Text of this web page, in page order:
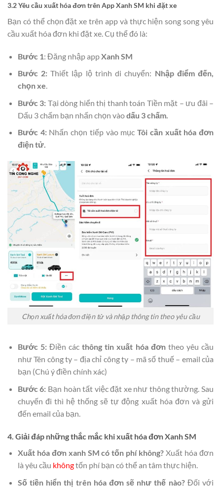
3.2 Yêu cầu xuất hóa đơn trên App Xanh SM khi đặt xe
Bạn có thể chọn đặt xe trên app và thực hiện song song yêu
cầu xuất hóa đơn khi đặt xe. Cụ thể đó là:
Bước 1: Đăng nhập appXanh SM
Bước 2: Thiết lập lộ trình di chuyển: Nhập điểm đến,
chọn xe.
Bước 3: Tại dòng hiển thị thanh toán Tiền mặt – ưu đãi –
Dấu 3 chấm bạn nhấn chọn vàodấu 3 chấm.
Bước 4:Nhấn chọn tiếp vào mụcTôi cần xuất hóa đơn
điện tử.
Chọn xuất hóa đơn điện tử và nhập thông tin theo yêu cầu
Bước 5:Điền cácthông tin xuất hóa đơntheo yêu cầu
như Tên công ty – địa chỉ công ty – mã số thuế – email của
bạn (Chú ý điền chính xác)
Bước 6: Bạn hoàn tất việc đặt xe như thông thường. Sau
chuyến đi thì hệ thống sẽ tự động xuất hóa đơn và gửi
đến email của bạn.
4. Giải đáp những thắc mắc khi xuất hóa đơn Xanh SM
Xuất hóa đơn xanh SM có tốn phí không? Xuất hóa đơn
là yêu cầu khôngtốn phí bạn có thể an tâm thực hiện.
Số tiền hiển thị trên hóa đơn sẽ như thế nào?Đối với